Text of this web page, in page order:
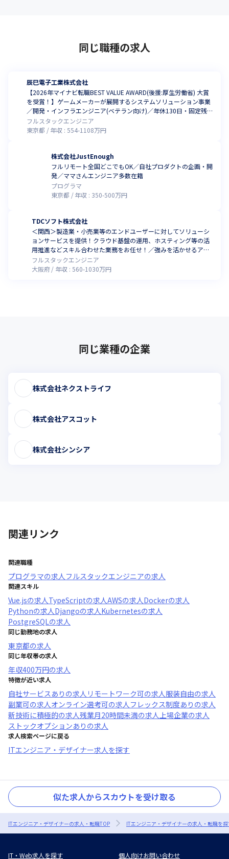
同じ職種の求人
辰巳電子工業株式会社
【2026年マイナビ転職BEST VALUE AWARD(後援:厚生労働省) 大賞
を受賞！】ゲームメーカーが展開するシステムソリューション事業
／開発・インフラエンジニア(ベテラン向け)／年休130日・固定残業
制なし・残業月6時間（※）／9割以上年収UP（※）／有給消化率8
割（※）／リモート可（※2025年1月時点）
フルスタックエンジニア
東京都
年収 :554-1108万円
株式会社JustEnough
フルリモート全国どこでもOK／自社プロダクトの企画・開
発／ママさんエンジニア多数在籍
プログラマ
東京都
年収 : 350-500万円
TDCソフト株式会社
＜関西＞製造業・小売業等のエンドユーザーに対してソリューシ
ョンサービスを提供！クラウド基盤の運用、ホスティング等の活
用推進などスキル合わせた業務をお任せ！／強みを活かせるアサ
インを一緒に考えましょう
フルスタックエンジニア
大阪府
年収 : 560-1030万円
同じ業種の企業
株式会社ネクストライフ
株式会社アスコット
株式会社シンシア
関連リンク
関連職種
プログラマの求人フルスタックエンジニアの求人
関連スキル
Vue.jsの求人TypeScriptの求人AWSの求人Dockerの求人
Pythonの求人Djangoの求人Kubernetesの求人
PostgreSQLの求人
同じ勤務地の求人
東京都の求人
同じ年収帯の求人
年収400万円の求人
特徴が近い求人
自社サービスあり の求人 リモートワーク可の求人服装自由の求人
副業可の求人オンライン選考可の求人フレックス制度あり の求人
新技術に積極的の求人残業月20時間未満の求人上場企業の求人
ストックオプションあり の求人
求人検索ページに戻る
ITエンジニア・デザイナー求人を探す
似た求人からスカウトを受け取る
ITエンジニア・デザイナーの求人・転職TOP ITエンジニア・デザイナーの求人・転職を
IT・Web求人を探す 個人向けお問い合わせ